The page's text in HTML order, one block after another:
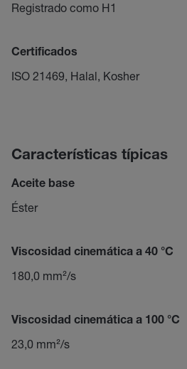
Registrado como H1
Certificados
ISO 21469, Halal, Kosher
Características típicas
Aceite base
Éster
Viscosidad cinemática a 40 °C
180,0 mm²/s
Viscosidad cinemática a 100 °C
23,0 mm²/s